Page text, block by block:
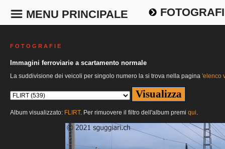
MENU PRINCIPALE
F O T O G R A F I E
Immagini ferroviarie a scartamento normale
La suddivisione dei veicoli per singolo numero la si trova nella pagina 'elenco
Album visualizzato: FLIRT. Per rimuovere il filtro dell'album premi qui.